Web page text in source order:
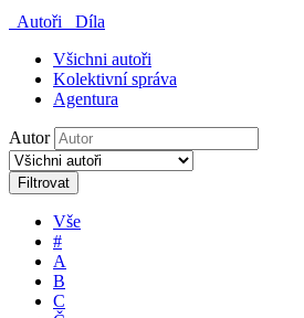
Autoři
Díla
Všichni autoři
Kolektivní správa
Agentura
Autor
Filtrovat
Vše
#
A
B
C